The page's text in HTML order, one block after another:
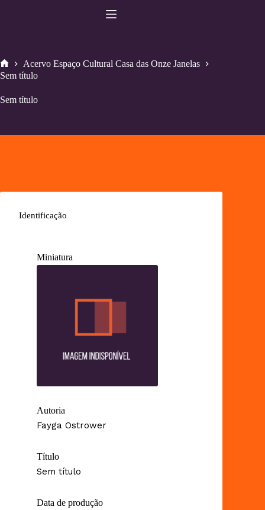
Home
Acervo Espaço Cultural Casa das Onze Janelas
Sem título
Sem título
Identificação
Miniatura
Autoria
Fayga Ostrower
Título
Sem título
Data de produção